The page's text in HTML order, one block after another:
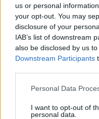
us or personal
your opt-out. You may
disclosure of your
IAB’s list of downstream
also be disclosed by us
Downstream Participants
Personal Data
I want to opt-out of
personal data.
Τραμπ: «Ήμασταν
από τον Β’
παρακάλεσε για
06/08/2026
«Πυρά» κατά των
06/08/2026
Ινστιτούτο
παραίτηση